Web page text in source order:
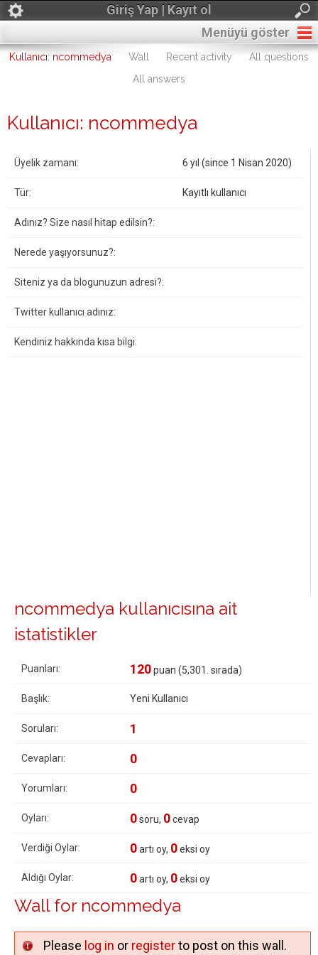
Giriş Yap | Kayıt ol
Menüyü göster
Kullanıcı: ncommedya Wall Recent activity
All questions
All answers
Kullanıcı: ncommedya
Üyelik zamanı: 6 yıl (since 1 Nisan 2020)
Tür: Kayıtlı kullanıcı
Adınız? Size nasıl hitap edilsin?:
Nerede yaşıyorsunuz?:
Siteniz ya da blogunuzun adresi?:
Twitter kullanıcı adınız:
Kendiniz hakkında kısa bilgi:
ncommedya kullanıcısına ait
istatistikler
Puanları: 120puan (5,301 . sırada)
Başlık: Yeni Kullanıcı
Soruları: 1
Cevapları: 0
Yorumları: 0
Oyları: 0soru, 0cevap
Verdiği Oylar: 0artı oy, 0eksi oy
Aldığı Oylar: 0artı oy, 0eksi oy
Wall for ncommedya
Please log in or registerto post on this wall.